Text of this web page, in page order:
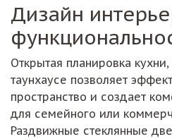
Дизайн
Открытая планировка
таунхаусе позволяет
пространство и создает
для семейного или
Раздвижные стеклянные